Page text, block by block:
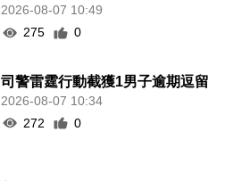
2026-08-07 10:49
275
0
司警雷霆行動截獲1男子逾期逗留
2026-08-07 10:34
272
0